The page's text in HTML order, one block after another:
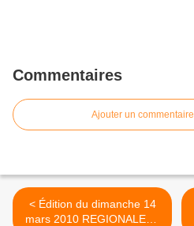
Commentaires
Ajouter un commentaire
< Édition du dimanche 14
mars 2010 REGIONALES /